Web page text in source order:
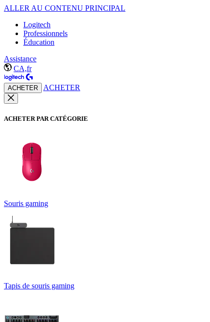
ALLER AU CONTENU PRINCIPAL
Logitech
Professionnels
Éducation
Assistance
CA,fr
ACHETER ACHETER
ACHETER PAR CATÉGORIE
Souris gaming
Tapis de souris gaming